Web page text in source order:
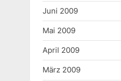
Juni 2009
Mai 2009
April 2009
März 2009